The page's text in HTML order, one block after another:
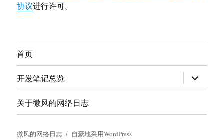
协议进行许可。
首页
开发笔记总览 展
开
子
关于微风的网络日志
微风的网络日志 自豪地采用WordPress